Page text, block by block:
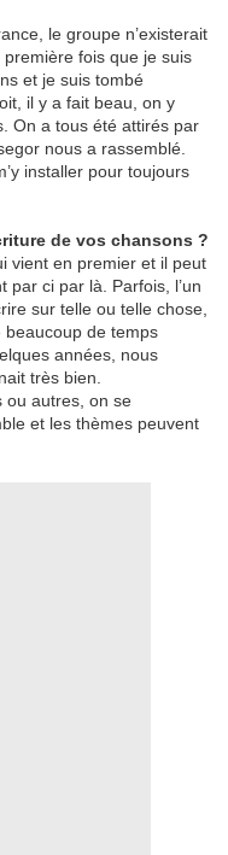
le groupe n’existerait
fois que je suis
et je suis tombé
il y a fait beau, on y
On a tous été attirés par
nous a rassemblé.
installer pour toujours
de vos chansons ?
vient en premier et il peut
ci par là. Parfois, l’un
sur telle ou telle chose,
de temps
années, nous
très bien.
ou autres, on se
et les thèmes peuvent